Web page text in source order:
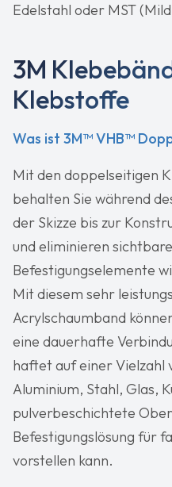
Edelstahl oder MST
3M
Klebstoffe
Was ist 3M™ VHB™
Mit den doppelseitigen
behalten Sie während
der Skizze bis zur
und eliminieren
Befestigungselemente
Mit diesem sehr
Acrylschaumband
eine dauerhafte
haftet auf einer
Aluminium, Stahl, Glas,
pulverbeschichtete
Befestigungslösung für
vorstellen kann.